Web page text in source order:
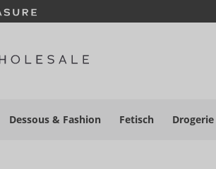
Dessous & Fashion Fetisch Drogerie